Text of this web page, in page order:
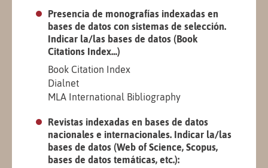
Presencia de monografías indexadas en
bases de datos con sistemas de selección.
Indicar la/las bases de datos (Book
Citations Index…)
Book Citation Index
Dialnet
MLA International Bibliography
Revistas indexadas en bases de datos
nacionales e internacionales. Indicar la/las
bases de datos (Web of Science, Scopus,
bases de datos temáticas, etc.):